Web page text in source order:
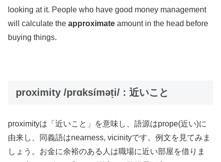
looking at it. People who have good money management
will calculate the approximate amount in the head before
buying things.
proximity /prɑksíməṭi/ : 近いこと
proximityは「近いこと」を意味し、語源はprope(近い)に
由来し、同義語はnearness, vicinityです。例文を見てみま
しょう。お金に余裕のある人は職場に近い部屋を借りま